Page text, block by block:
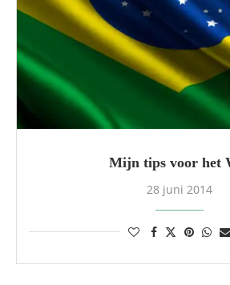
Mijn tips voor het
28 juni 2014